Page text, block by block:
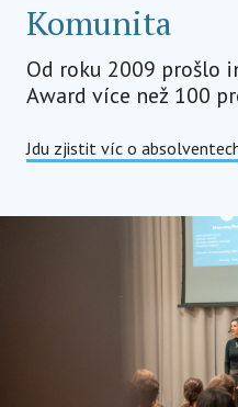
Komunita
Od roku 2009 prošlo
Award více než 100
Jdu zjistit víc o